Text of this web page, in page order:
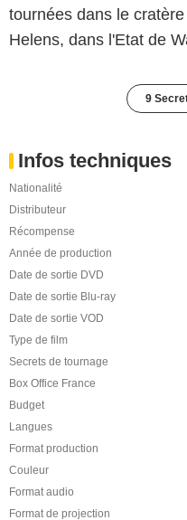
tournées dans le
Helens, dans l'Etat de
9
Infos techniques
Nationalité
Distributeur
Récompense
Année de production
Date de sortie DVD
Date de sortie Blu-ray
Date de sortie VOD
Type de film
Secrets de tournage
Box Office France
Budget
Langues
Format production
Couleur
Format audio
Format de projection